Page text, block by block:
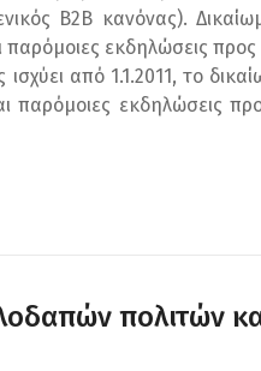
Β2Β κανόνας).
παρόμοιες εκδηλώσεις
από 1.1.2011, το
παρόμοιες
πολιτών